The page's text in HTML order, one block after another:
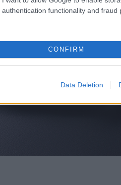
authentication functionality and fraud
CONFIRM
Data Deletion